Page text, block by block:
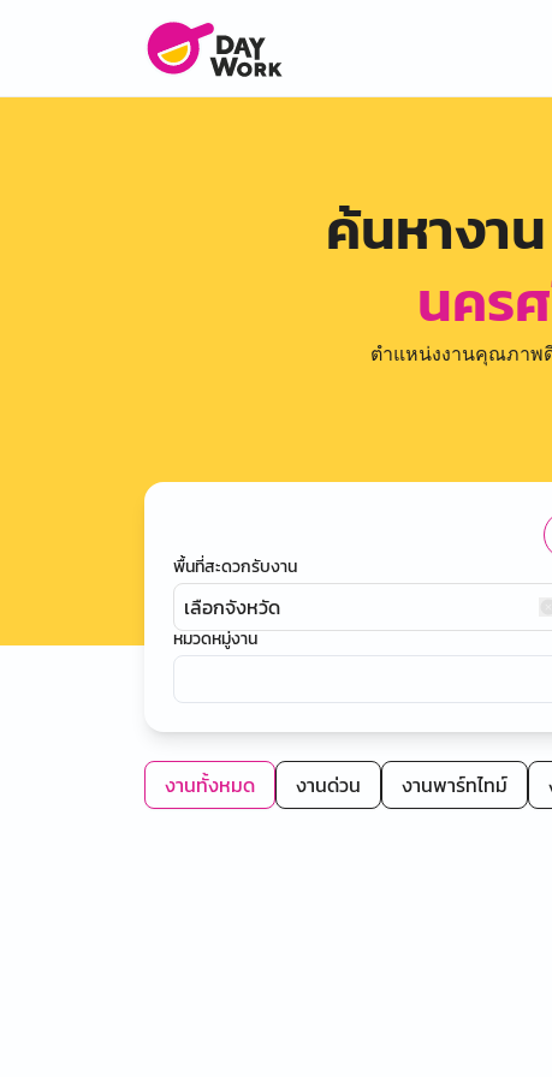
ค้นหางา
นคร
ตำแหน่งงานคุณภาพ
พื้นที่สะดวกรับงาน
เลือกจังหวัด
หมวดหมู่งาน
งานทั้งหมด งานด่วน งานพาร์ทไทม์